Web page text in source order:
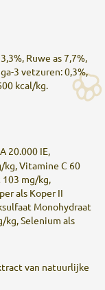
Ruwe as 7,7%,
3 vetzuren: 0,3%,
kcal/kg.
20.000 IE,
kg, Vitamine C 60
103 mg/kg,
als Koper II
Monohydraat
kg, Selenium als
van natuurlijke